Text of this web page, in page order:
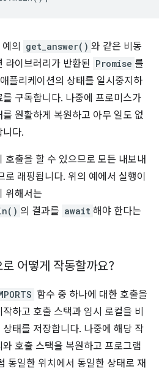
의 get_answer() 와 같은 비동
라이브러리가 반환된 Promise 를
플리케이션의 상태를 일시중지하
구독합니다. 나중에 프로미스가
원활하게 복원하고 아무 일도 없
니다.
호출을 할 수 있으므로 모든 내보내
래핑됩니다. 위의 예에서 실행이
위해서는
의 결과를 await 해야 한다는
어떻게 작동할까요?
함수 중 하나에 대한 호출을
하고 호출 스택과 임시 로컬을 비
태를 저장합니다. 나중에 해당 작
호출 스택을 복원하고 프로그램
동일한 위치에서 동일한 상태로 재